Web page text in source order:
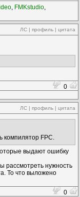
, FMKstudio,
ЛС | профиль | цитата
0
ЛС | профиль | цитата
компилятор FPC.
выдают ошибку
рассмотреть нужность
То что выложено
0